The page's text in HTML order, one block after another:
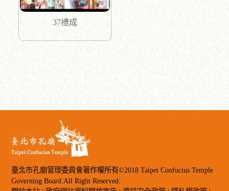
37禮成
臺北市孔廟管理委員會著作權所有©2018 Taipei Confucius Temple
Governing Board.All Right Reserved.